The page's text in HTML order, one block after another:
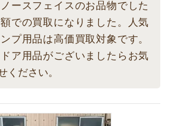
ースフェイスのお品物でした
での買取になりました。人気
プ用品は高価買取対象です。
ア用品がございましたらお気
ください。